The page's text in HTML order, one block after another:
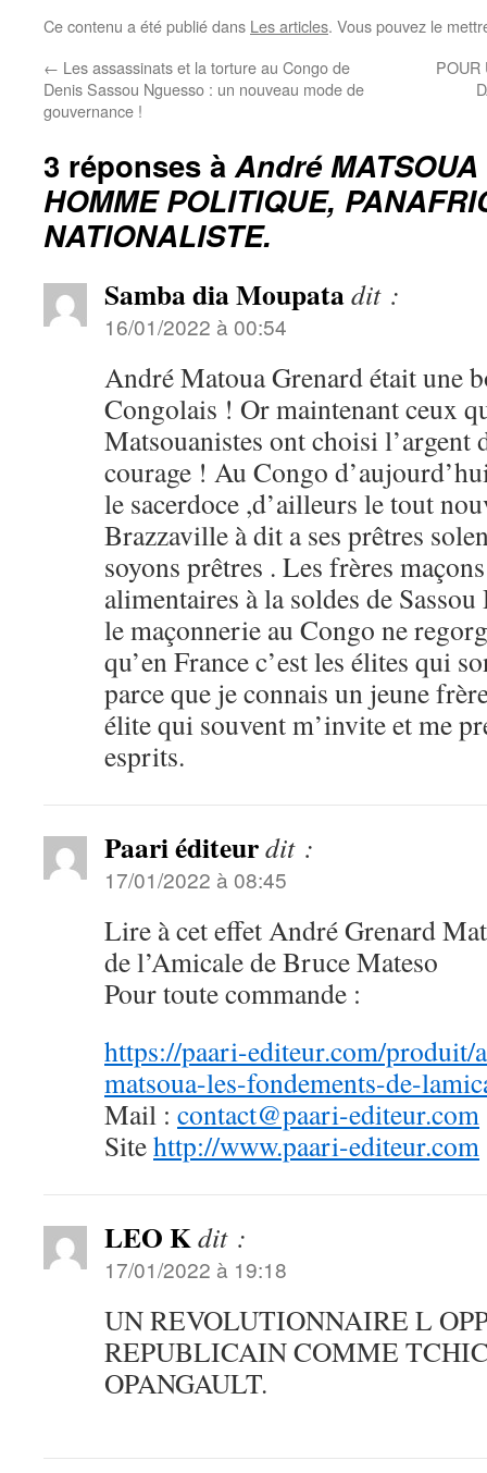
Ce contenu a été publié dans Les articles. Vous pouvez le
← Les assassinats et la torture au Congo de
Denis Sassou Nguesso : un nouveau mode de
gouvernance !
POUR
3 réponses àAndré
HOMME POLITIQUE,
NATIONALISTE.
Samba dia Moupatadit :
16/01/2022 à 00:54
André Matoua Grenard était une
Congolais ! Or maintenant ceux
Matsouanistes ont choisi l’argent
courage ! Au Congo
le sacerdoce ,d’ailleurs le tout
Brazzaville à dit a ses prêtres
soyons prêtres . Les frères
alimentaires à la soldes de
le maçonnerie au Congo ne
qu’en France c’est les élites qui
parce que je connais un jeune
élite qui souvent m’invite et me
esprits.
Paari éditeurdit :
17/01/2022 à 08:45
Lire à cet effet André Grenard
de l’Amicale de Bruce Mateso
Pour toute commande :
https://paari-editeur.com/produit/
matsoua-les-fondements-de-
Mail : contact@paari-editeur.com
Sitehttp://www.paari-editeur.com
LEO Kdit :
17/01/2022 à 19:18
UN REVOLUTIONNAIRE L
REPUBLICAIN COMME
OPANGAULT.